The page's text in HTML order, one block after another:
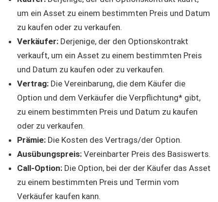
um ein Asset zu einem bestimmten Preis und Datum
zu kaufen oder zu verkaufen.
Verkäufer: Derjenige, der den Optionskontrakt
verkauft, um ein Asset zu einem bestimmten Preis
und Datum zu kaufen oder zu verkaufen.
Vertrag: Die Vereinbarung, die dem Käufer die
Option und dem Verkäufer die Verpflichtung* gibt,
zu einem bestimmten Preis und Datum zu kaufen
oder zu verkaufen.
Prämie: Die Kosten des Vertrags/der Option.
Ausübungspreis: Vereinbarter Preis des Basiswerts.
Call-Option: Die Option, bei der der Käufer das Asset
zu einem bestimmten Preis und Termin vom
Verkäufer kaufen kann.